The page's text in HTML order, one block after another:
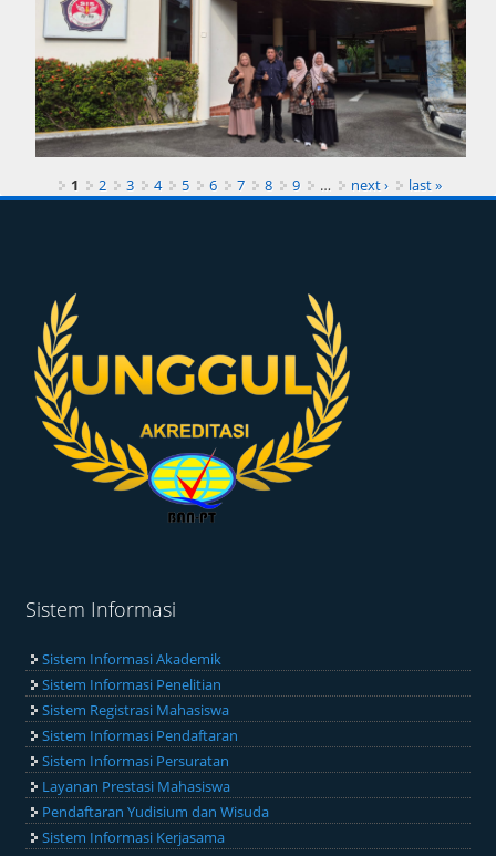
1 2 3 4 5 6 7 8 9 … next › last »
Sistem Informasi
Sistem Informasi Akademik
Sistem Informasi Penelitian
Sistem Registrasi Mahasiswa
Sistem Informasi Pendaftaran
Sistem Informasi Persuratan
Layanan Prestasi Mahasiswa
Pendaftaran Yudisium dan Wisuda
Sistem Informasi Kerjasama